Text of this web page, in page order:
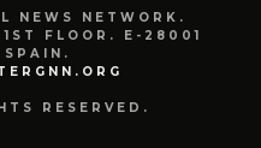
NEWS NETWORK.
FLOOR. E-28001
RESERVED.